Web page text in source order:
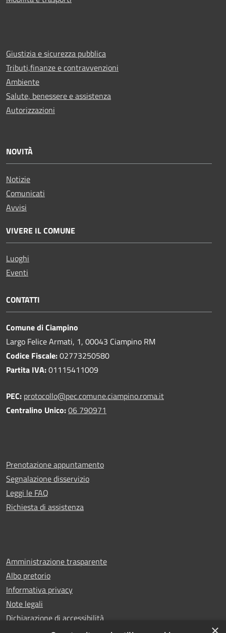
Giustizia e sicurezza pubblica
Tributi,finanze e contravvenzioni
Ambiente
Salute, benessere e assistenza
Autorizzazioni
NOVITÀ
Notizie
Comunicati
Avvisi
VIVERE IL COMUNE
Luoghi
Eventi
CONTATTI
Comune di Ciampino
Largo Felice Armati, 1, 00043 Ciampino RM
Codice Fiscale:02773250580
Partita IVA:01115411009
PEC: protocollo@pec.comune.ciampino.roma.it
Centralino Unico:06 790971
Prenotazione appuntamento
Segnalazione disservizio
Leggi le FAQ
Richiesta di assistenza
Amministrazione trasparente
Albo pretorio
Informativa privacy
Note legali
Dichiarazione di accessibilità